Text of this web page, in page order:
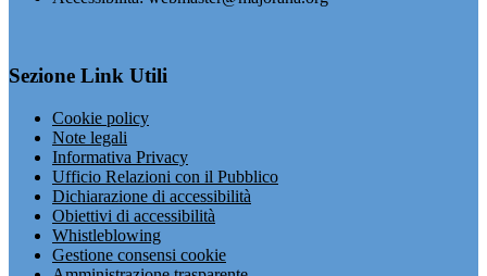
Sezione Link Utili
Cookie policy
Note legali
Informativa Privacy
Ufficio Relazioni con il Pubblico
Dichiarazione di accessibilità
Obiettivi di accessibilità
Whistleblowing
Gestione consensi cookie